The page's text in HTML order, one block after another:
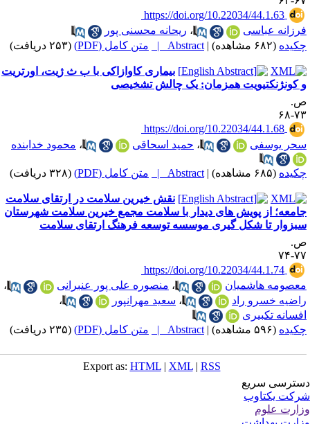
‎ https://doi.org/10.22034/44.1.63
عباسی
،ریحانه محسنی پور
(۶۸۲ مشاهده) |
Abstract | متن کامل (PDF) (۲۵۳ دریافت)
بیماری کاوازاکی با ب ث ژیت، اورتریت
کونژنکتیویت همزمان: یک چالش تشخیصی
۶۸
‎ https://doi.org/10.22034/44.1.68
یوسفی
،حمید اسحاقی ،محمود خدابنده
(۶۸۵ مشاهده) |
Abstract | متن کامل (PDF) (۳۲۸ دریافت)
نقش خیرین سلامت در ارتقای سلامت
از پویش های دیدار با سلامت مجمع خیرین سلامت شهرستان
تا شکل گیری موسسه توسعه فرهنگ ارتقای سلامت
۷۴
‎ https://doi.org/10.22034/44.1.74
هاشمیان
،منصوره علی پور عنبرانی
،
خسرو راد
،سعید مهرانپور
،
تکبیری
(۵۹۶ مشاهده) |
Abstract | متن کامل (PDF) (۲۳۵ دریافت)
Export as:HTML |XML |RSS
سریع
یکتاوب
علوم